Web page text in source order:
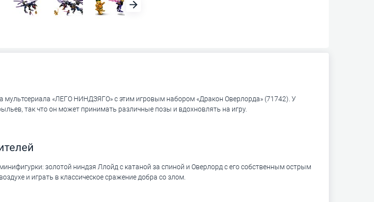
мультсериала «ЛЕГО НИНДЗЯГО» с этим игровым набором «Дракон Оверлорда» (71742). У
так что он может принимать различные позы и вдохновлять на игру.
золотой ниндзя Ллойд с катаной за спиной и Оверлорд с его собственным острым
и играть в классическое сражение добра со злом.